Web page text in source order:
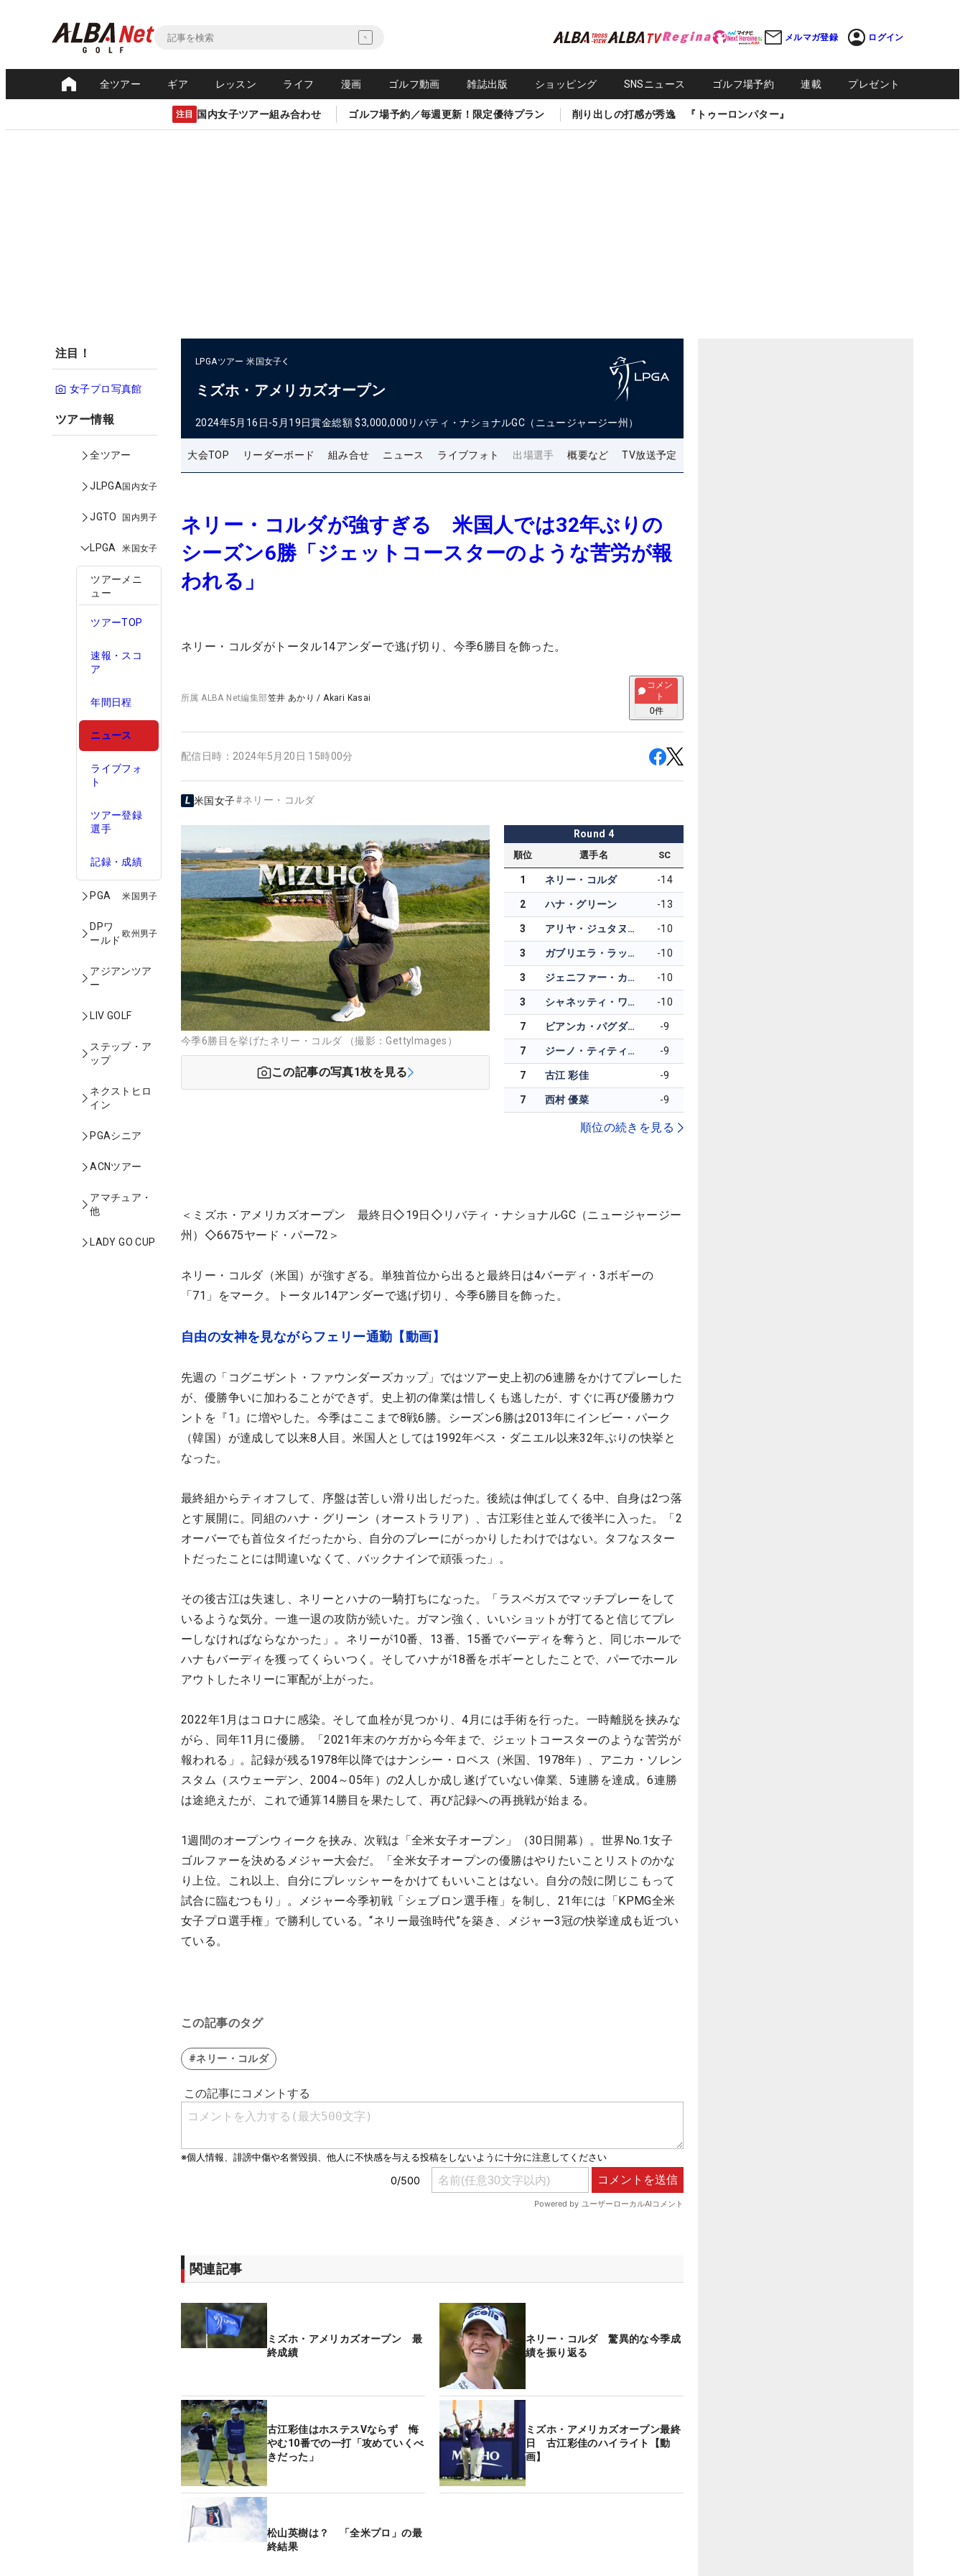
メルマガ登録 ログイン
全ツアー ギア レッスン ライフ 漫画 ゴルフ動画 雑誌出版 ショッピング SNSニュース ゴルフ場予約 連載 プレゼント
注目 国内女子ツアー組み合わせ ゴルフ場予約／毎週更新！限定優待プラン 削り出しの打感が秀逸 『トゥーロンパター』
注目！
女子プロ写真館
ツアー情報
全ツアー
JLPGA国内女子
JGTO 国内男子
LPGA 米国女子
ツアーメニ
ュー
ツアーTOP
速報・スコ
ア
年間日程
ニュース
ライブフォ
ト
ツアー登録
選手
記録・成績
PGA 米国男子
DPワ
ールド
欧州男子
アジアンツア
ー
LIV GOLF
ステップ・ア
ップ
ネクストヒロ
イン
PGAシニア
ACNツアー
アマチュア・
他
LADY GO CUP
LPGAツアー 米国女子
ミズホ・アメリカズオープン
2024年5月16日-5月19日賞金総額 $3,000,000 リバティ・ナショナルGC（ニュージャージー州）
大会TOP リーダーボード 組み合せ ニュース ライブフォト 出場選手 概要など TV放送予定
ネリー・コルダが強すぎる 米国人では32年ぶりの
シーズン6勝「ジェットコースターのような苦労が報
われる」
ネリー・コルダがトータル14アンダーで逃げ切り、今季6勝目を飾った。
所属ALBA Net編集部笠井 あかり /Akari Kasai
コメン
ト
0件
配信日時： 2024年5月20日 15時00分
米国女子#ネリー・コルダ
今季6勝目を挙げたネリー・コルダ （撮影：GettyImages）
この記事の写真1枚を見る
Round 4
順位 選手名 SC
1 ネリー・コルダ -14
2 ハナ・グリーン -13
3 アリヤ・ジュタヌガーン -10
3 ガブリエラ・ラッフルズ -10
3 ジェニファー・カプチョ -10
3 シャネッティ・ワナセン -10
7 ビアンカ・パグダンガナン -9
7 ジーノ・ティティクル -9
7 古江 彩佳 -9
7 西村 優菜 -9
順位の続きを見る
＜ミズホ・アメリカズオープン 最終日◇19日◇リバティ・ナショナルGC（ニュージャージー
州）◇6675ヤード・パー72＞
ネリー・コルダ（米国）が強すぎる。単独首位から出ると最終日は4バーディ・3ボギーの
「71」をマーク。トータル14アンダーで逃げ切り、今季6勝目を飾った。
自由の女神を見ながらフェリー通勤【動画】
先週の「コグニザント・ファウンダーズカップ」ではツアー史上初の6連勝をかけてプレーした
が、優勝争いに加わることができず。史上初の偉業は惜しくも逃したが、すぐに再び優勝カウ
ントを『1』に増やした。今季はここまで8戦6勝。シーズン6勝は2013年にインビー・パーク
（韓国）が達成して以来8人目。米国人としては1992年ベス・ダニエル以来32年ぶりの快挙と
なった。
最終組からティオフして、序盤は苦しい滑り出しだった。後続は伸ばしてくる中、自身は2つ落
とす展開に。同組のハナ・グリーン（オーストラリア）、古江彩佳と並んで後半に入った。「2
オーバーでも首位タイだったから、自分のプレーにがっかりしたわけではない。タフなスター
トだったことには間違いなくて、バックナインで頑張った」。
その後古江は失速し、ネリーとハナの一騎打ちになった。「ラスベガスでマッチプレーをして
いるような気分。一進一退の攻防が続いた。ガマン強く、いいショットが打てると信じてプレ
ーしなければならなかった」。ネリーが10番、13番、15番でバーディを奪うと、同じホールで
ハナもバーディを獲ってくらいつく。そしてハナが18番をボギーとしたことで、パーでホール
アウトしたネリーに軍配が上がった。
2022年1月はコロナに感染。そして血栓が見つかり、4月には手術を行った。一時離脱を挟みな
がら、同年11月に優勝。「2021年末のケガから今年まで、ジェットコースターのような苦労が
報われる」。記録が残る1978年以降ではナンシー・ロペス（米国、1978年）、アニカ・ソレン
スタム（スウェーデン、2004～05年）の2人しか成し遂げていない偉業、5連勝を達成。6連勝
は途絶えたが、これで通算14勝目を果たして、再び記録への再挑戦が始まる。
1週間のオープンウィークを挟み、次戦は「全米女子オープン」（30日開幕）。世界No.1女子
ゴルファーを決めるメジャー大会だ。「全米女子オープンの優勝はやりたいことリストのかな
り上位。これ以上、自分にプレッシャーをかけてもいいことはない。自分の殻に閉じこもって
試合に臨むつもり」。メジャー今季初戦「シェブロン選手権」を制し、21年には「KPMG全米
女子プロ選手権」で勝利している。“ネリー最強時代”を築き、メジャー3冠の快挙達成も近づい
ている。
この記事のタグ
#ネリー・コルダ
関連記事
ミズホ・アメリカズオープン 最
終成績
ネリー・コルダ 驚異的な今季成
績を振り返る
古江彩佳はホステスVならず 悔
やむ10番での一打「攻めていくべ
きだった」
ミズホ・アメリカズオープン最終
日 古江彩佳のハイライト【動
画】
松山英樹は？ 「全米プロ」の最
終結果